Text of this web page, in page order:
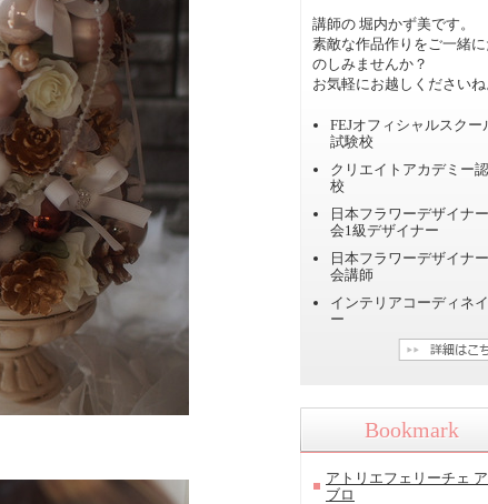
講師の 堀内かず美です。
素敵な作品作りをご一緒に
のしみませんか？
お気軽にお越しくださいね
FEJオフィシャルスクー
試験校
クリエイトアカデミー
校
日本フラワーデザイナ
会1級デザイナー
日本フラワーデザイナ
会講師
インテリアコーディネ
ー
Bookmark
アトリエフェリーチェ
ブロ